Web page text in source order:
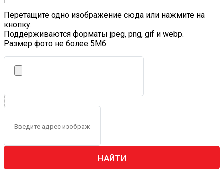
Перетащите одно изображение сюда или нажмите на
кнопку.
Поддерживаются форматы jpeg, png, gif и webp.
Размер фото не более 5Mб.
НАЙТИ